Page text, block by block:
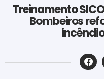
Treinamento
Bombeiros